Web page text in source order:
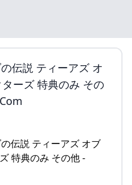
キン
ン 祠
攻略
伝説 ティーアズ オ
ーズ 特典のみ その